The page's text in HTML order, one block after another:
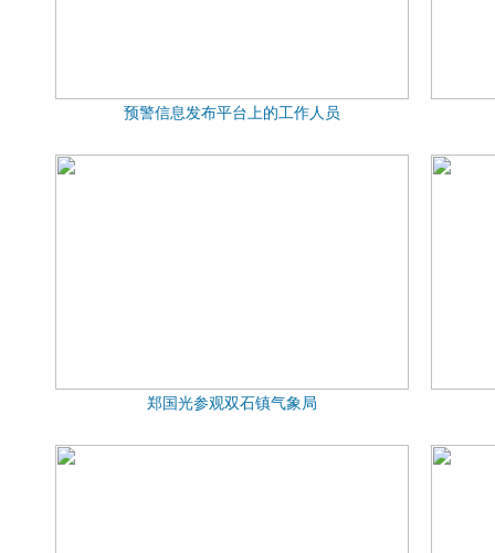
预警信息发布平台上的工作人员
郑国光参观双石镇气象局